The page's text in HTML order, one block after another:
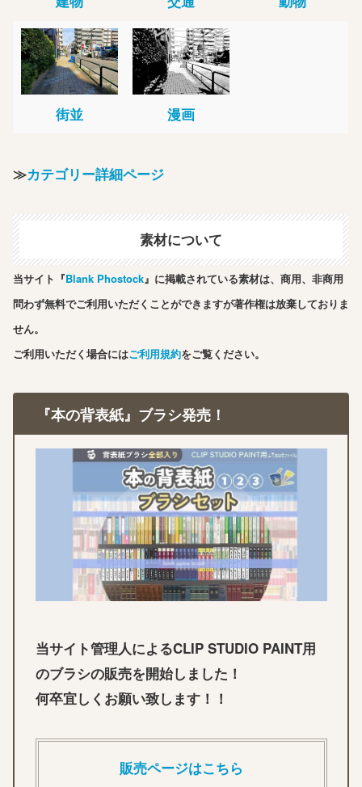
街並 漫画
≫カテゴリー詳細ページ
素材について
当サイト『Blank Phostock』に掲載されている素材は、商用、非商用
問わず無料でご利用いただくことができますが著作権は放棄しておりま
せん。
ご利用いただく場合にはご利用規約をご覧ください。
『本の背表紙』ブラシ発売！
当サイト管理人によるCLIP STUDIO PAINT用
のブラシの販売を開始しました！
何卒宜しくお願い致します！！
販売ページはこちら